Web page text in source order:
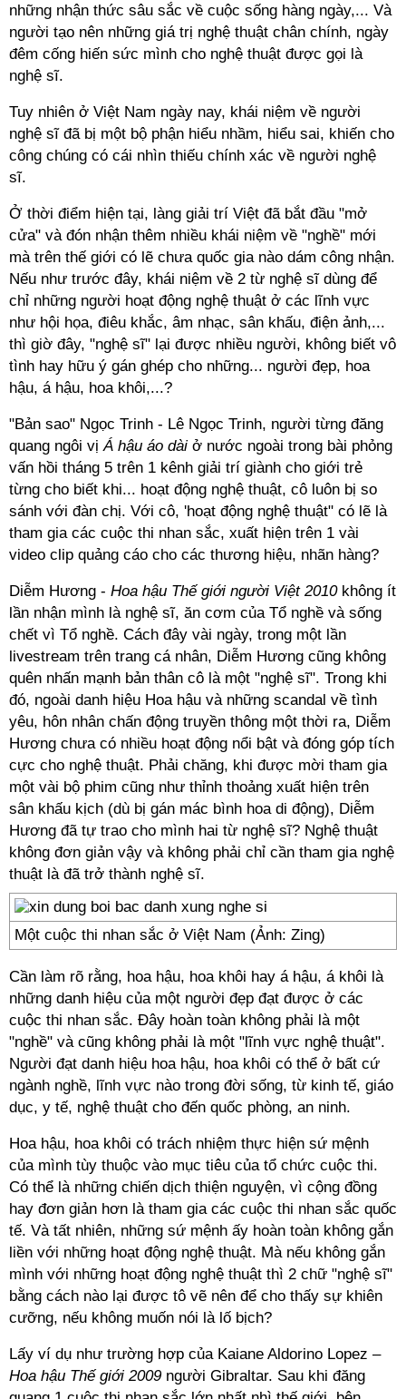
những nhận thức sâu sắc về cuộc sống hàng ngày,... Và
người tạo nên những giá trị nghệ thuật chân chính, ngày
đêm cống hiến sức mình cho nghệ thuật được gọi là
nghệ sĩ.
Tuy nhiên ở Việt Nam ngày nay, khái niệm về người
nghệ sĩ đã bị một bộ phận hiểu nhầm, hiểu sai, khiến cho
công chúng có cái nhìn thiếu chính xác về người nghệ
sĩ.
Ở thời điểm hiện tại, làng giải trí Việt đã bắt đầu "mở
cửa" và đón nhận thêm nhiều khái niệm về "nghề" mới
mà trên thế giới có lẽ chưa quốc gia nào dám công nhận.
Nếu như trước đây, khái niệm về 2 từ nghệ sĩ dùng để
chỉ những người hoạt động nghệ thuật ở các lĩnh vực
như hội họa, điêu khắc, âm nhạc, sân khấu, điện ảnh,...
thì giờ đây, "nghệ sĩ" lại được nhiều người, không biết vô
tình hay hữu ý gán ghép cho những... người đẹp, hoa
hậu, á hậu, hoa khôi,...?
"Bản sao" Ngọc Trinh - Lê Ngọc Trinh, người từng đăng
quang ngôi vịÁ hậu áo dài ở nước ngoài trong bài phỏng
vấn hồi tháng 5 trên 1 kênh giải trí giành cho giới trẻ
từng cho biết khi... hoạt động nghệ thuật, cô luôn bị so
sánh với đàn chị. Với cô, 'hoạt động nghệ thuật" có lẽ là
tham gia các cuộc thi nhan sắc, xuất hiện trên 1 vài
video clip quảng cáo cho các thương hiệu, nhãn hàng?
Diễm Hương - Hoa hậu Thế giới người Việt 2010 không ít
lần nhận mình là nghệ sĩ, ăn cơm của Tổ nghề và sống
chết vì Tổ nghề. Cách đây vài ngày, trong một lần
livestream trên trang cá nhân, Diễm Hương cũng không
quên nhấn mạnh bản thân cô là một "nghệ sĩ". Trong khi
đó, ngoài danh hiệu Hoa hậu và những scandal về tình
yêu, hôn nhân chấn động truyền thông một thời ra, Diễm
Hương chưa có nhiều hoạt động nổi bật và đóng góp tích
cực cho nghệ thuật. Phải chăng, khi được mời tham gia
một vài bộ phim cũng như thỉnh thoảng xuất hiện trên
sân khấu kịch (dù bị gán mác bình hoa di động), Diễm
Hương đã tự trao cho mình hai từ nghệ sĩ? Nghệ thuật
không đơn giản vậy và không phải chỉ cần tham gia nghệ
thuật là đã trở thành nghệ sĩ.
Một cuộc thi nhan sắc ở Việt Nam (Ảnh: Zing)
Cần làm rõ rằng, hoa hậu, hoa khôi hay á hậu, á khôi là
những danh hiệu của một người đẹp đạt được ở các
cuộc thi nhan sắc. Đây hoàn toàn không phải là một
"nghề" và cũng không phải là một "lĩnh vực nghệ thuật".
Người đạt danh hiệu hoa hậu, hoa khôi có thể ở bất cứ
ngành nghề, lĩnh vực nào trong đời sống, từ kinh tế, giáo
dục, y tế, nghệ thuật cho đến quốc phòng, an ninh.
Hoa hậu, hoa khôi có trách nhiệm thực hiện sứ mệnh
của mình tùy thuộc vào mục tiêu của tổ chức cuộc thi.
Có thể là những chiến dịch thiện nguyện, vì cộng đồng
hay đơn giản hơn là tham gia các cuộc thi nhan sắc quốc
tế. Và tất nhiên, những sứ mệnh ấy hoàn toàn không gắn
liền với những hoạt động nghệ thuật. Mà nếu không gắn
mình với những hoạt động nghệ thuật thì 2 chữ "nghệ sĩ"
bằng cách nào lại được tô vẽ nên để cho thấy sự khiên
cưỡng, nếu không muốn nói là lố bịch?
Lấy ví dụ như trường hợp của Kaiane Aldorino Lopez –
Hoa hậu Thế giới 2009 người Gibraltar. Sau khi đăng